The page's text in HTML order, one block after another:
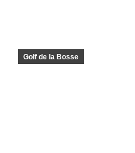
Golf de la Bosse